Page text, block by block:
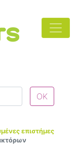
επιστήμες